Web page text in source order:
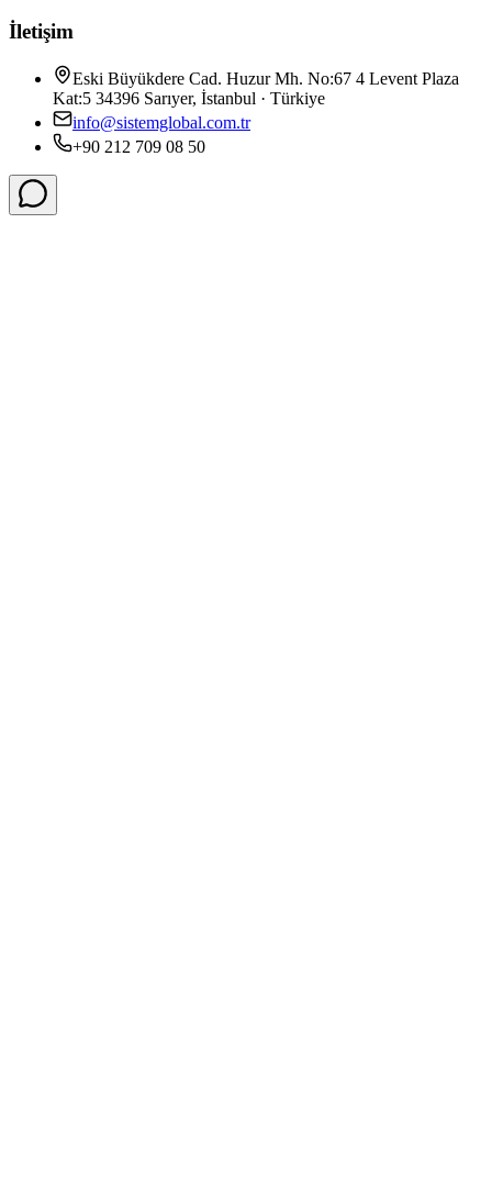
İletişim
Eski Büyükdere Cad. Huzur Mh. No:67 4 Levent Plaza
Kat:5 34396 Sarıyer, İstanbul · Türkiye
info@sistemglobal.com.tr
+90 212 709 08 50